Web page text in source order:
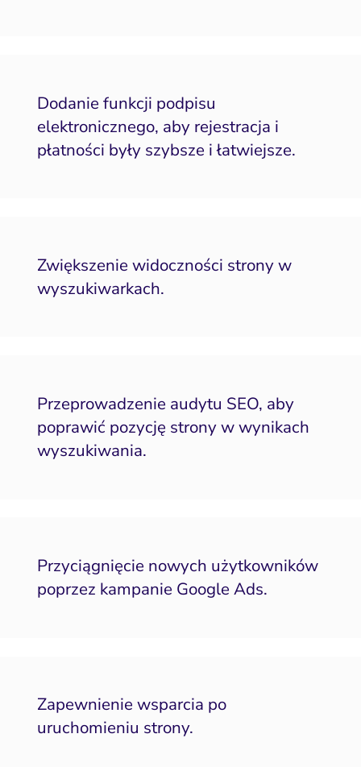
Dodanie funkcji podpisu
elektronicznego, aby rejestracja i
płatności były szybsze i łatwiejsze.
Zwiększenie widoczności strony w
wyszukiwarkach.
Przeprowadzenie audytu SEO, aby
poprawić pozycję strony w wynikach
wyszukiwania.
Przyciągnięcie nowych użytkowników
poprzez kampanie Google Ads.
Zapewnienie wsparcia po
uruchomieniu strony.